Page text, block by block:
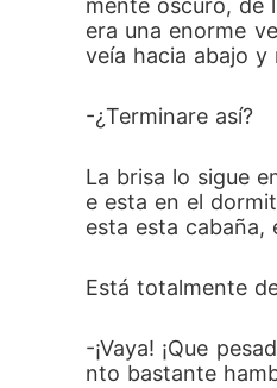
mente oscuro, de
era una enorme
veía hacia abajo y
-¿Terminare así?
La brisa lo sigue
e esta en el
esta esta cabaña,
Está totalmente
-¡Vaya! ¡Que
nto bastante